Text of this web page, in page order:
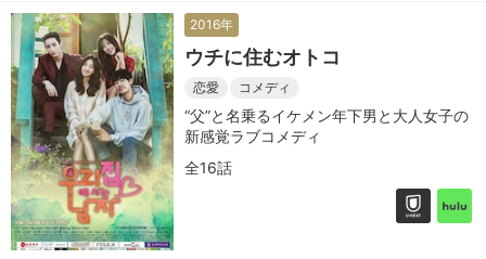
2016年
ウチに住むオトコ
恋愛 コメディ
“父”と名乗るイケメン年下男と大人女子の
新感覚ラブコメディ
全16話